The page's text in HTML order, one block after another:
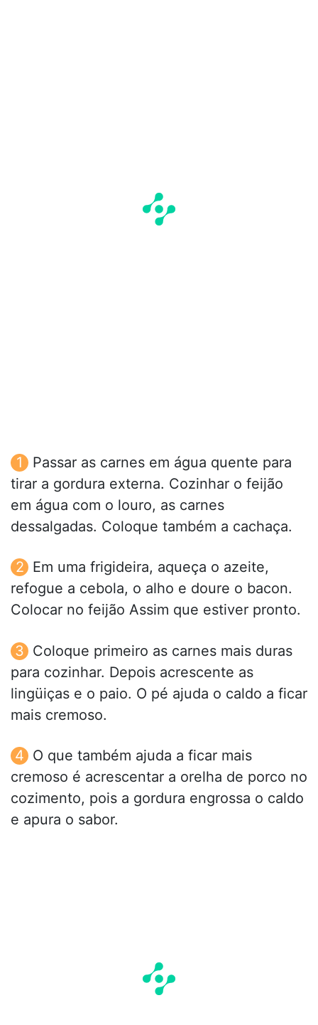
Passar as carnes em água quente para
tirar a gordura externa. Cozinhar o feijão
em água com o louro, as carnes
dessalgadas. Coloque também a cachaça.
Em uma frigideira, aqueça o azeite,
refogue a cebola, o alho e doure o bacon.
Colocar no feijão Assim que estiver pronto.
Coloque primeiro as carnes mais duras
para cozinhar. Depois acrescente as
lingüiças e o paio. O pé ajuda o caldo a ficar
mais cremoso.
O que também ajuda a ficar mais
cremoso é acrescentar a orelha de porco no
cozimento, pois a gordura engrossa o caldo
e apura o sabor.